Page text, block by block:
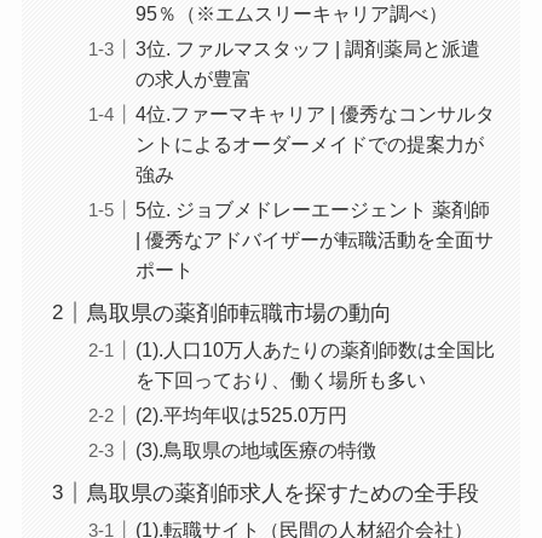
95％（※エムスリーキャリア調べ）
3位. ファルマスタッフ | 調剤薬局と派遣
の求人が豊富
4位.ファーマキャリア | 優秀なコンサルタ
ントによるオーダーメイドでの提案力が
強み
5位. ジョブメドレーエージェント 薬剤師
| 優秀なアドバイザーが転職活動を全面サ
ポート
鳥取県の薬剤師転職市場の動向
(1).人口10万人あたりの薬剤師数は全国比
を下回っており、働く場所も多い
(2).平均年収は525.0万円
(3).鳥取県の地域医療の特徴
鳥取県の薬剤師求人を探すための全手段
(1).転職サイト（民間の人材紹介会社）